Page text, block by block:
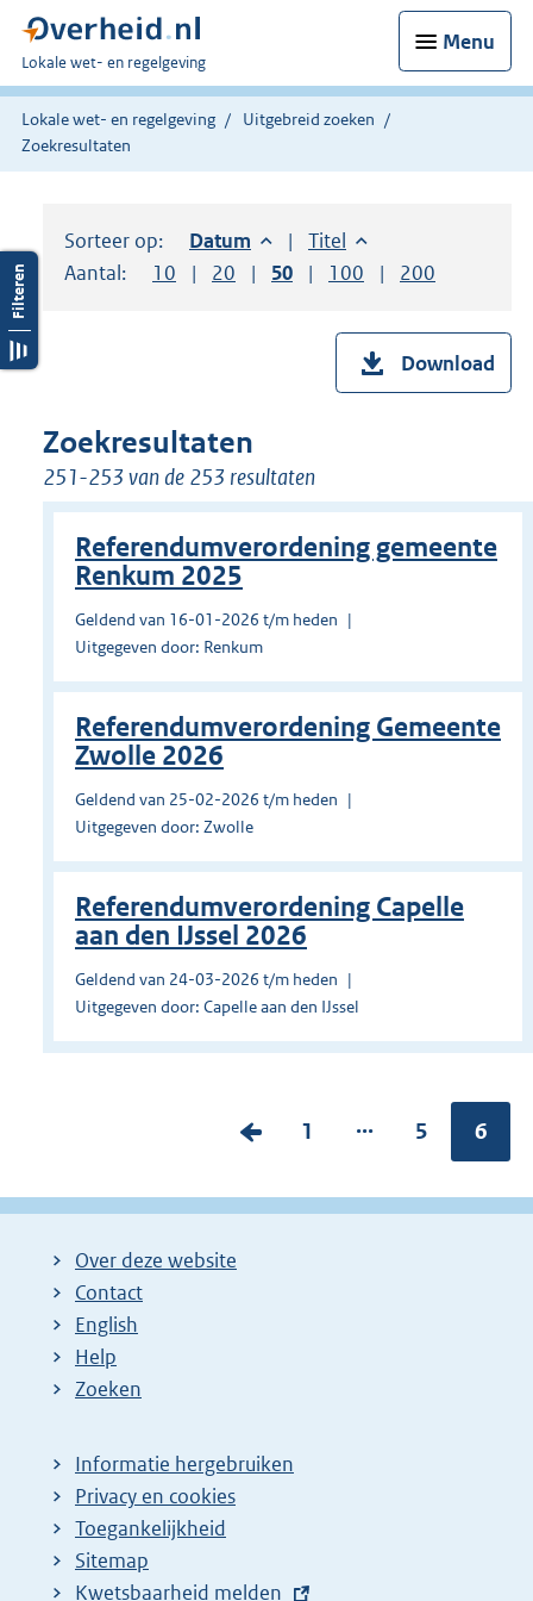
Menu
U
bent
hier:
Lokale wet- en regelgeving
Lokale wet- en regelgeving
Uitgebreid zoeken
Zoekresultaten
Sorteer op: Sorteer op:
Datum aflopendSorteer op:
Titel oplopend
Aantal:
Toon
10 resultaten per pagina
Toon
20 resultaten per pagina
Toon
50 resultaten per pagina
Toon
100 resultaten per
Toon
200
Download
Zoekresultaten
251-253 van de 253 resultaten
Referendumverordening gemeente
Renkum 2025
Geldend van 16-01-2026 t/m heden
Uitgegeven door: Renkum
Referendumverordening Gemeente
Zwolle 2026
Geldend van 25-02-2026 t/m heden
Uitgegeven door: Zwolle
Referendumverordening Capelle
aan den IJssel 2026
Geldend van 24-03-2026 t/m heden
Uitgegeven door: Capelle aan den IJssel
V
r
P
g
1 ...
P
g
5 6
Over deze website
Contact
English
Help
Zoeken
Informatie hergebruiken
Privacy en cookies
Toegankelijkheid
Sitemap
E
Kwetsbaarheid melden